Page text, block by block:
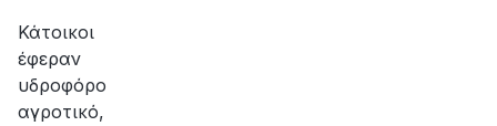
Κάτοικοι
έφεραν
υδροφόρο
αγροτικό,